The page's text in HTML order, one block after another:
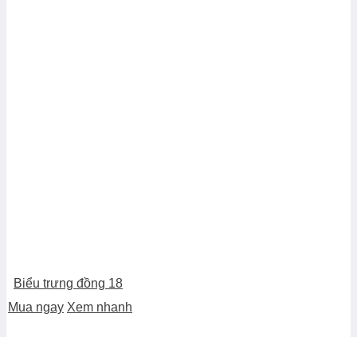
Biểu trưng đồng 18
Mua ngay Xem nhanh